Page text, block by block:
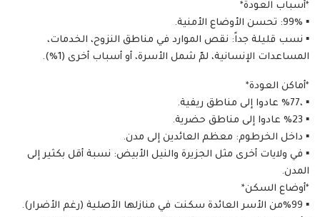
*أسباب العودة*
▪︎ 99%: تحسن الأوضاع الأمنية.
▪︎ نسب قليلة جداً: نقص الموارد في مناطق النزوح، الخدمات،
المساعدات الإنسانية، لمّ شمل الأسرة، أو أسباب أخرى (1%).
*أماكن العودة*
▪︎ ،%77 عادوا إلى مناطق ريفية.
▪︎ %23 عادوا إلى مناطق حضرية.
▪︎ داخل الخرطوم: معظم العائدين إلى مدن.
▪︎ في ولايات أخرى مثل الجزيرة والنيل الأبيض: نسبة أقل بكثير إلى
المدن.
*أوضاع السكن*
▪︎ %99من الأسر العائدة سكنت في منازلها الأصلية (رغم الأضرار).